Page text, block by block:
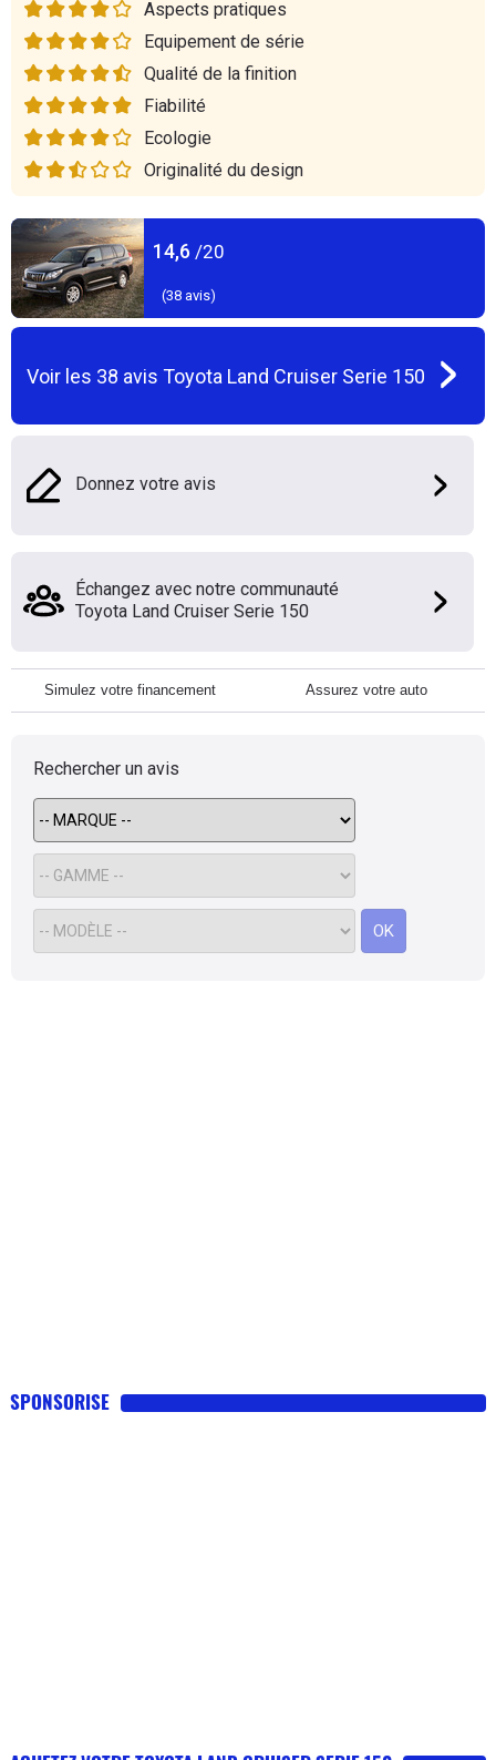
Aspects pratiques
Equipement de série
Qualité de la finition
Fiabilité
Ecologie
Originalité du design
14,6 /20
(38 avis)
Voir les 38 avis Toyota Land Cruiser Serie 150
Donnez votre avis
Échangez avec notre communauté
Toyota Land Cruiser Serie 150
Simulez votre financement Assurez votre auto
Rechercher un avis
OK
SPONSORISE